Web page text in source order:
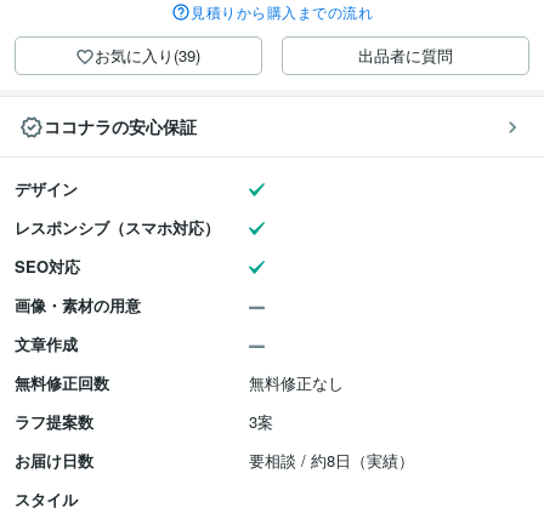
見積りから購入までの流れ
お気に入り(39) 出品者に質問
ココナラの安心保証
デザイン
レスポンシブ（スマホ対応）
SEO対応
画像・素材の用意
文章作成
無料修正回数
無料修正なし
ラフ提案数
3案
お届け日数
要相談 / 約8日（実績）
スタイル